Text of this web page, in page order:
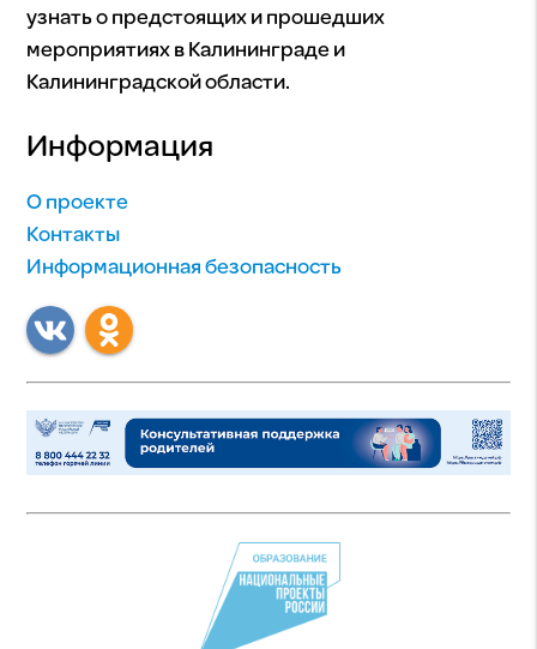
узнать о предстоящих и прошедших
мероприятиях в Калининграде и
Калининградской области.
Информация
О проекте
Контакты
Информационная безопасность